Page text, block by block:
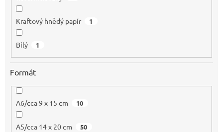
Kraftový hnědý papír 1
Bílý 1
Formát
A6/cca 9 x 15 cm 10
A5/cca 14 x 20 cm 50